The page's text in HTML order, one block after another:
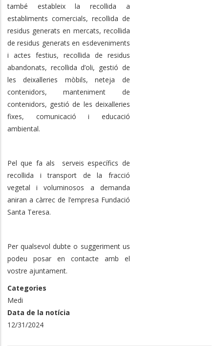
també estableix la recollida a
establiments comercials, recollida de
residus generats en mercats, recollida
de residus generats en esdeveniments
i actes festius, recollida de residus
abandonats, recollida d’oli, gestió de
les deixalleries mòbils, neteja de
contenidors, manteniment de
contenidors, gestió de les deixalleries
fixes, comunicació i educació
ambiental.
Pel que fa als serveis específics de
recollida i transport de la fracció
vegetal i voluminosos a demanda
aniran a càrrec de l’empresa Fundació
Santa Teresa.
Per qualsevol dubte o suggeriment us
podeu posar en contacte amb el
vostre ajuntament.
Categories
Medi
Data de la notícia
12/31/2024